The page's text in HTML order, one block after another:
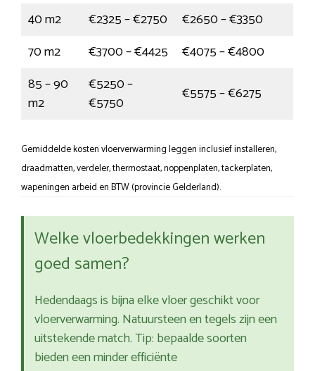
40 m2
€2325 – €2750
€2650 – €3350
70 m2
€3700 – €4425
€4075 – €4800
85 – 90
m2
€5250 –
€5750
€5575 – €6275
Gemiddelde kosten vloerverwarming leggen inclusief installeren,
draadmatten, verdeler, thermostaat, noppenplaten, tackerplaten,
wapeningen arbeid en BTW (provincie Gelderland).
Welke vloerbedekkingen werken
goed samen?
Hedendaags is bijna elke vloer geschikt voor
vloerverwarming. Natuursteen en tegels zijn een
uitstekende match. Tip: bepaalde soorten
bieden een minder efficiënte